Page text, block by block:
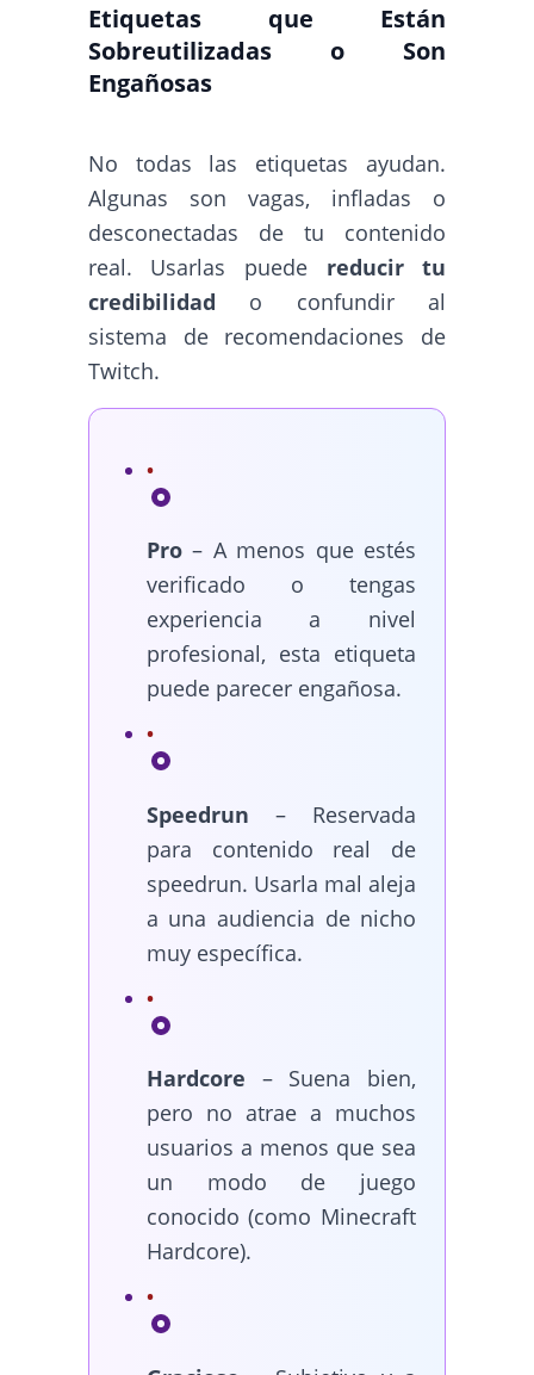
Etiquetas que Están
Sobreutilizadas o Son
Engañosas
No todas las etiquetas ayudan.
Algunas son vagas, infladas o
desconectadas de tu contenido
real. Usarlas puede reducir tu
credibilidad o confundir al
sistema de recomendaciones de
Twitch.
Pro– A menos que estés
verificado o tengas
experiencia a nivel
profesional, esta etiqueta
puede parecer engañosa.
Speedrun – Reservada
para contenido real de
speedrun. Usarla mal aleja
a una audiencia de nicho
muy específica.
Hardcore – Suena bien,
pero no atrae a muchos
usuarios a menos que sea
un modo de juego
conocido (como Minecraft
Hardcore).